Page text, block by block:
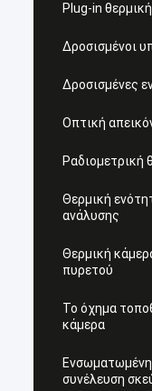
Plug-in
Δροσισμένοι
Δροσισμένες
Οπτική
Ραδιομετρική
Θερμική
ανάλυσης
Θερμική
πυρετού
Το όχημα
κάμερα
συνέλευση